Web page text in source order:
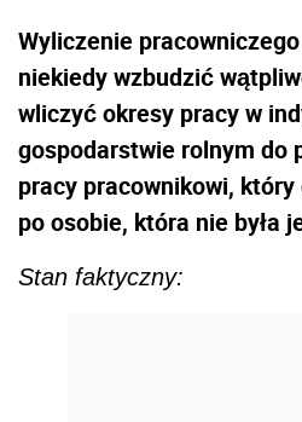
Wyliczenie
niekiedy wzbudzić
wliczyć okresy pracy w
gospodarstwie rolnym do
pracy pracownikowi,
po osobie, która nie była
Stan faktyczny: